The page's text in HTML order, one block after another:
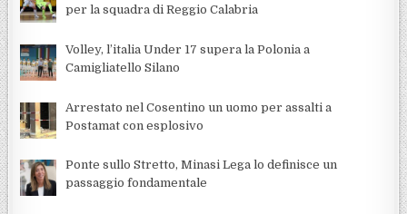
per la squadra di Reggio Calabria
Volley, l’italia Under 17 supera la Polonia a
Camigliatello Silano
Arrestato nel Cosentino un uomo per assalti a
Postamat con esplosivo
Ponte sullo Stretto, Minasi Lega lo definisce un
passaggio fondamentale